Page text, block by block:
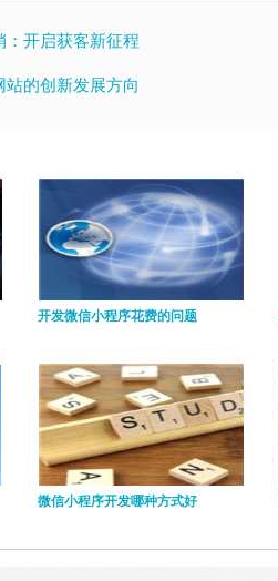
：开启获客新征程
站的创新发展方向
开发微信小程序花费的问题
微信小程序开发哪种方式好